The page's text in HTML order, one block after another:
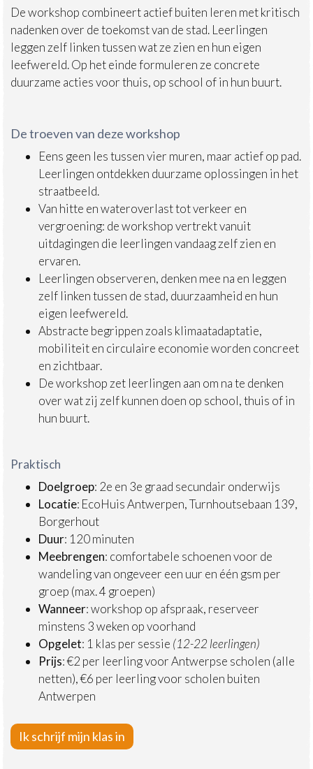
De workshop combineert actief buiten leren met kritisch
nadenken over de toekomst van de stad. Leerlingen
leggen zelf linken tussen wat ze zien en hun eigen
leefwereld. Op het einde formuleren ze concrete
duurzame acties voor thuis, op school of in hun buurt.
De troeven van deze workshop
Eens geen les tussen vier muren, maar actief op pad.
Leerlingen ontdekken duurzame oplossingen in het
straatbeeld.
Van hitte en wateroverlast tot verkeer en
vergroening: de workshop vertrekt vanuit
uitdagingen die leerlingen vandaag zelf zien en
ervaren.
Leerlingen observeren, denken mee na en leggen
zelf linken tussen de stad, duurzaamheid en hun
eigen leefwereld.
Abstracte begrippen zoals klimaatadaptatie,
mobiliteit en circulaire economie worden concreet
en zichtbaar.
De workshop zet leerlingen aan om na te denken
over wat zij zelf kunnen doen op school, thuis of in
hun buurt.
Praktisch
Doelgroep: 2e en 3e graad secundair onderwijs
Locatie: EcoHuis Antwerpen, Turnhoutsebaan 139,
Borgerhout
Duur: 120 minuten
Meebrengen: comfortabele schoenen voor de
wandeling van ongeveer een uur en één gsm per
groep (max. 4 groepen)
Wanneer: workshop op afspraak, reserveer
minstens 3 weken op voorhand
Opgelet: 1 klas per sessie (12-22 leerlingen)
Prijs: €2 per leerling voor Antwerpse scholen (alle
netten), €6 per leerling voor scholen buiten
Antwerpen
Ik schrijf mijn klas in